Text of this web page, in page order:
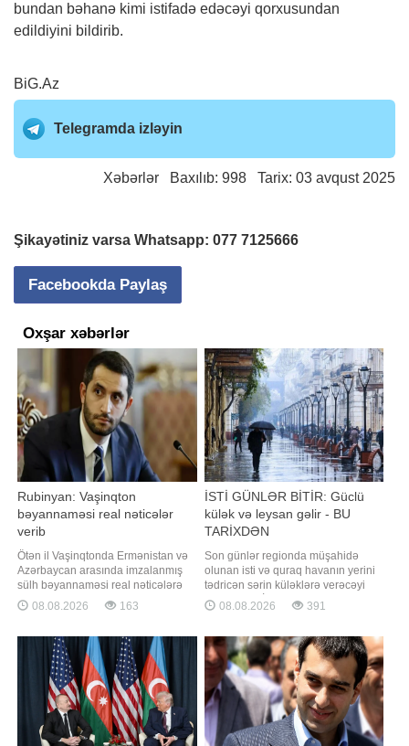
bundan bəhanə kimi istifadə edəcəyi qorxusundan
edildiyini bildirib.
BiG.Az
Telegramda izləyin
Xəbərlər Baxılıb: 998 Tarix: 03 avqust 2025
Şikayətiniz varsa Whatsapp: 077 7125666
Facebookda Paylaş
Oxşar xəbərlər
Rubinyan: Vaşinqton
bəyannaməsi real nəticələr
verib
Ötən il Vaşinqtonda Ermənistan və
Azərbaycan arasında imzalanmış
sülh bəyannaməsi real nəticələrə
gətirib çıxarıb. "Report" xəbər verir
ki, bu barədə Ermənistan
Rubinyan bəyannamənin
imzalanmasının birinci ildönümü
münasibətilə etdiyi
videomüraciətində bildirib. "Bi
08.08.2026 163
İSTİ GÜNLƏR BİTİR: Güclü
külək və leysan gəlir - BU
TARİXDƏN
Son günlər regionda müşahidə
olunan isti və quraq havanın yerini
tədricən sərin küləklərə verəcəyi
gözlənilir. BİG.AZ -a istinadla xəbər
verir ki, hava tətbiqi proqramlarında
temperaturun düşəcəyi qeyd edilir.
Xüsusilə gələn həftənin sonu iki
gün yağış yağacağı
proqnozlaşdırılır
08.08.2026 391